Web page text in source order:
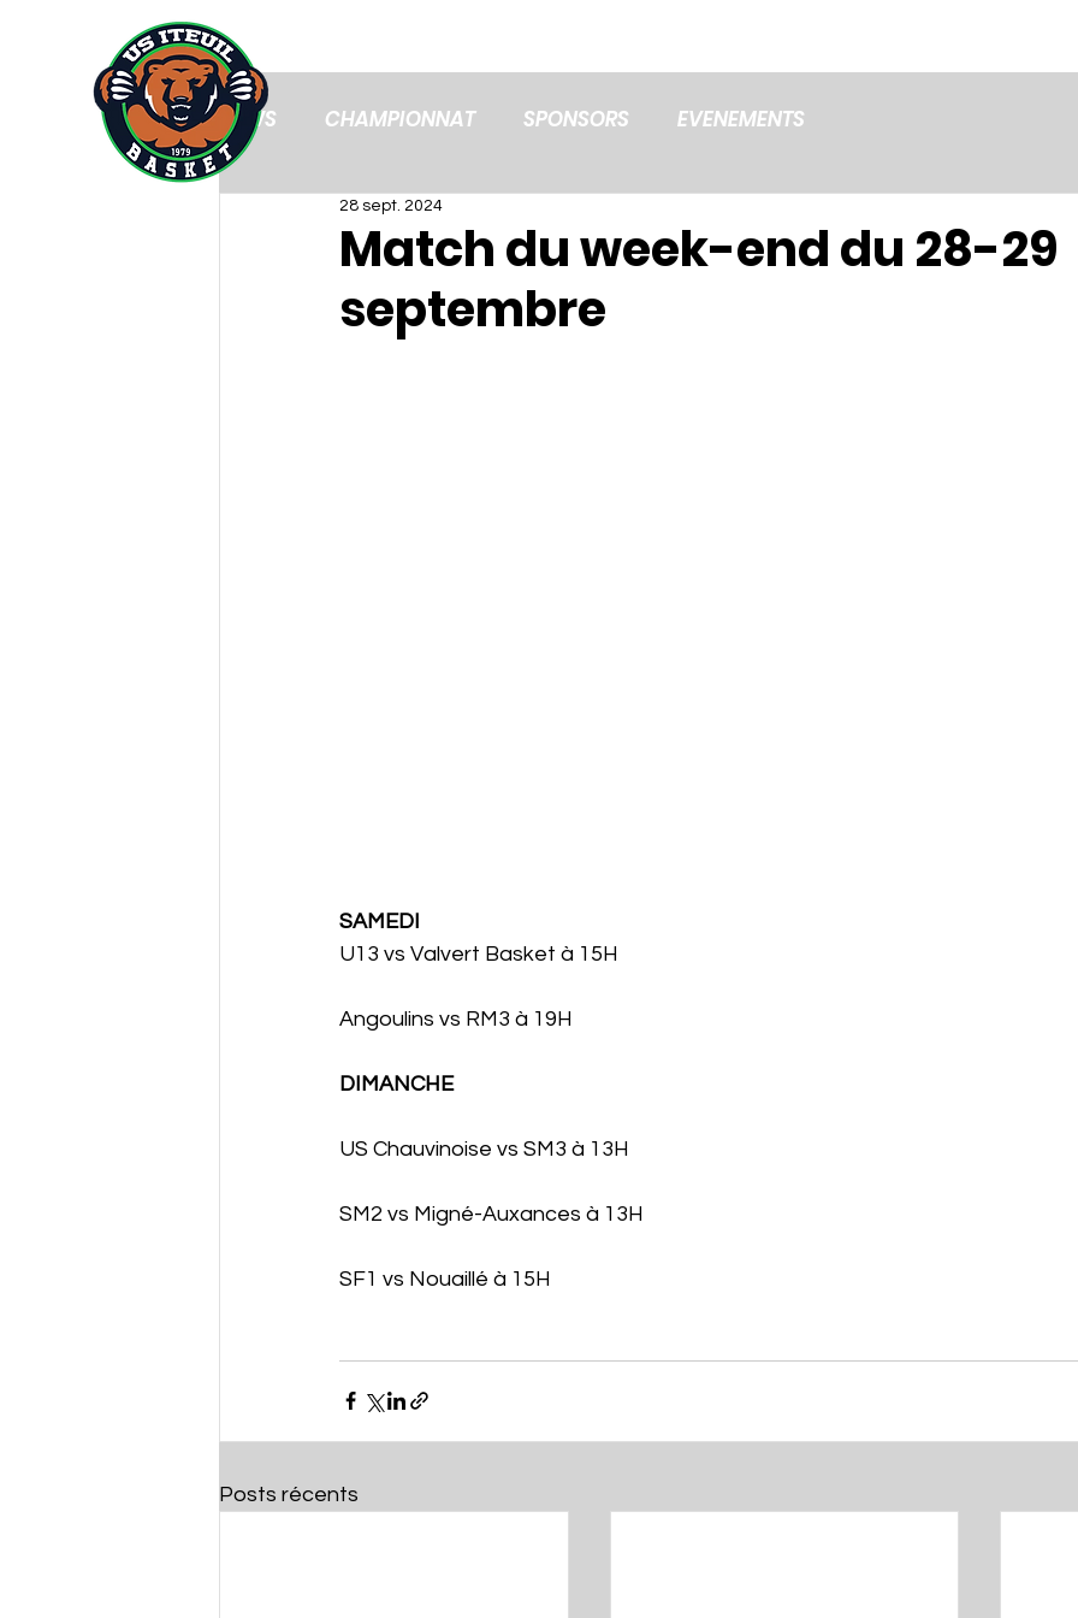
NEWS CHAMPIONNAT SPONSORS EVENEMENTS
Match du week-end du 28-29
septembre
28 sept. 2024
SAMEDI
U13 vs Valvert Basket à 15H
Angoulins vs RM3 à 19H
DIMANCHE
US Chauvinoise vs SM3 à 13H
SM2 vs Migné-Auxances à 13H
SF1 vs Nouaillé à 15H
Posts récents